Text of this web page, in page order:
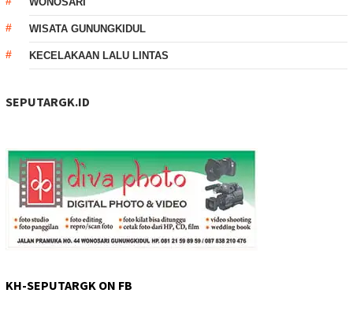
WISATA GUNUNGKIDUL
KECELAKAAN LALU LINTAS
SEPUTARGK.ID
KH-SEPUTARGK ON FB